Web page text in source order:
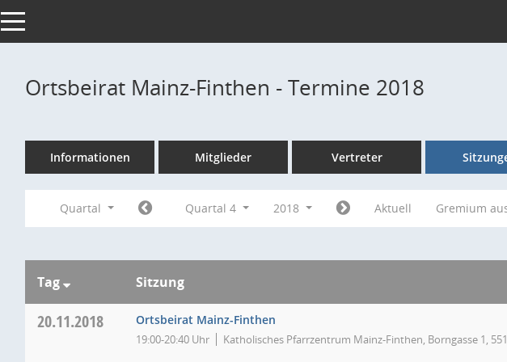
Toggle navigation
Ortsbeirat Mainz-Finthen - Termine 2018
Informationen Mitglieder Vertreter
Quartal Quartal 4 2018 Aktuell Gremium
Tag Sitzung
20.11.2018 Ortsbeirat Mainz-Finthen
19:00-20:40 Uhr Katholisches Pfarrzentrum Mainz-Finthen, Borngasse 1,